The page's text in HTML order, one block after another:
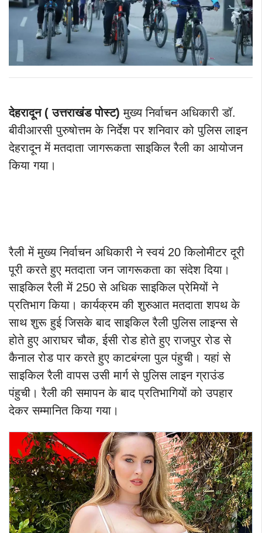
देहरादून ( उत्तराखंड पोस्ट) मुख्य निर्वाचन अधिकारी डॉ.
बीवीआरसी पुरुषोत्तम के निर्देश पर शनिवार को पुलिस लाइन
देहरादून में मतदाता जागरूकता साइकिल रैली का आयोजन
किया गया।
रैली में मुख्य निर्वाचन अधिकारी ने स्वयं 20 किलोमीटर दूरी
पूरी करते हुए मतदाता जन जागरूकता का संदेश दिया।
साइकिल रैली में 250 से अधिक साइकिल प्रेमियों ने
प्रतिभाग किया। कार्यक्रम की शुरुआत मतदाता शपथ के
साथ शुरू हुई जिसके बाद साइकिल रैली पुलिस लाइन्स से
होते हुए आराघर चौक, ईसी रोड होते हुए राजपुर रोड से
कैनाल रोड पार करते हुए काटबंग्ला पुल पंहुची। यहां से
साइकिल रैली वापस उसी मार्ग से पुलिस लाइन ग्राउंड
पंहुची। रैली की समापन के बाद प्रतिभागियों को उपहार
देकर सम्मानित किया गया।